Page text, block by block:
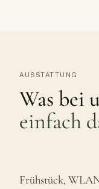
AUSSTATTUNG
Was bei
einfach
Frühstück,